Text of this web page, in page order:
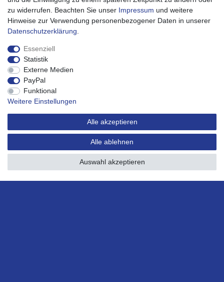
Zahlungsarten
Bestellablauf 0% MwSt PV
Mein Konto
Mein Account
Registrieren
Warenkorb
Kasse
Service
Widerrufsformular
AGB
Barrierefreiheitserklärung
Über uns
zu widerrufen. Beachten Sie unser Impressum und weitere
Hinweise zur Verwendung personenbezogener Daten in unserer
Daten­schutz­erklärung
Essenziell
Statistik
Externe Medien
PayPal
Funktional
Weitere Einstellungen
Alle akzeptieren
Alle ablehnen
Auswahl akzeptieren